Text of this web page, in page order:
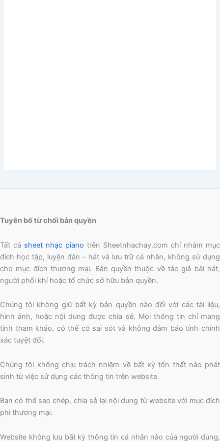
Tuyên bố từ chối bản quyền
Tất cả sheet nhạc piano trên Sheetnhachay.com chỉ nhằm mục
đích học tập, luyện đàn – hát và lưu trữ cá nhân, không sử dụng
cho mục đích thương mại. Bản quyền thuộc về tác giả bài hát,
người phối khí hoặc tổ chức sở hữu bản quyền.
Chúng tôi không giữ bất kỳ bản quyền nào đối với các tài liệu,
hình ảnh, hoặc nội dung được chia sẻ. Mọi thông tin chỉ mang
tính tham khảo, có thể có sai sót và không đảm bảo tính chính
xác tuyệt đối.
Chúng tôi không chịu trách nhiệm về bất kỳ tổn thất nào phát
sinh từ việc sử dụng các thông tin trên website.
Bạn có thể sao chép, chia sẻ lại nội dung từ website với mục đích
phi thương mại.
Website không lưu bất kỳ thông tin cá nhân nào của người dùng,